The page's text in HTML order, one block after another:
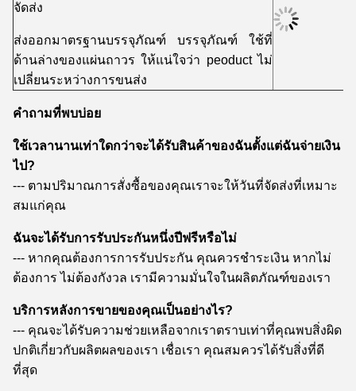
จัดส่ง
ส่งออกมาตรฐานบรรจุภัณฑ์ บรรจุภัณฑ์ ใช้ที่
ด้านล่างของแผ่นถาวร ให้แน่ใจว่า peoduct ไม่
เปลี่ยนระหว่างการขนส่ง
คำถามที่พบบ่อย
ใช้เวลานานเท่าใดกว่าจะได้รับสินค้าของฉันตั้งแต่ฉันจ่ายเงิน
ไป?
--- ตามปริมาณการสั่งซื้อของคุณเราจะให้วันที่จัดส่งที่เหมาะ
สมแก่คุณ
ฉันจะได้รับการรับประกันหนึ่งปีฟรีหรือไม่
--- หากคุณต้องการการรับประกัน คุณควรชำระเงิน หากไม่
ต้องการ ไม่ต้องกังวล เรามีความมั่นใจในผลิตภัณฑ์ของเรา
บริการหลังการขายของคุณเป็นอย่างไร?
--- คุณจะได้รับความช่วยเหลือจากเราตราบเท่าที่คุณพบสิ่งผิด
ปกติเกี่ยวกับผลิตผลของเรา เชื่อเรา คุณสมควรได้รับสิ่งที่ดี
ที่สุด